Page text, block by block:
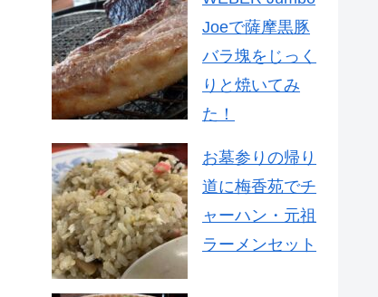
Joeで薩摩黒豚
バラ塊をじっく
りと焼いてみ
た！
お墓参りの帰り
道に梅香苑でチ
ャーハン・元祖
ラーメンセット